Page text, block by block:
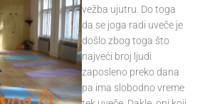
vežba ujutru. Do toga
da se joga radi uveče je
došlo zbog toga što
najveći broj ljudi
zaposleno preko dana
pa ima slobodno vreme